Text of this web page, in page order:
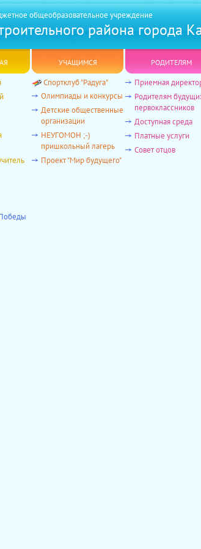
общеобразовательное учреждение
района города
учащимся родителям
Спортклуб "Радуга"
Олимпиады и конкурсы
Детские общественные
организации
НЕУГОМОН ;-)
пришкольный лагерь
Проект "Мир будущего"
Приемная
Родителям
первоклассников
Доступная среда
Платные услуги
Совет отцов